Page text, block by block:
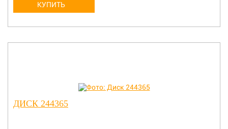
КУПИТЬ
ДИСК 244365